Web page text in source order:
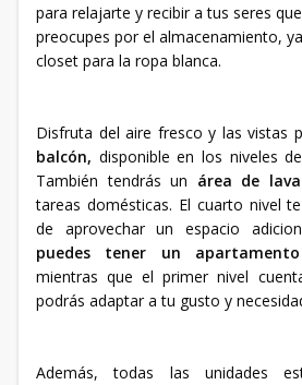
para relajarte y recibir a tus seres
preocupes por el almacenamiento,
closet para la ropa blanca.
Disfruta del aire fresco y las vistas
balcón, disponible en los niveles
También tendrás un área de
tareas domésticas. El cuarto nivel
de aprovechar un espacio
puedes tener un
mientras que el primer nivel
podrás adaptar a tu gusto y
Además, todas las unidades